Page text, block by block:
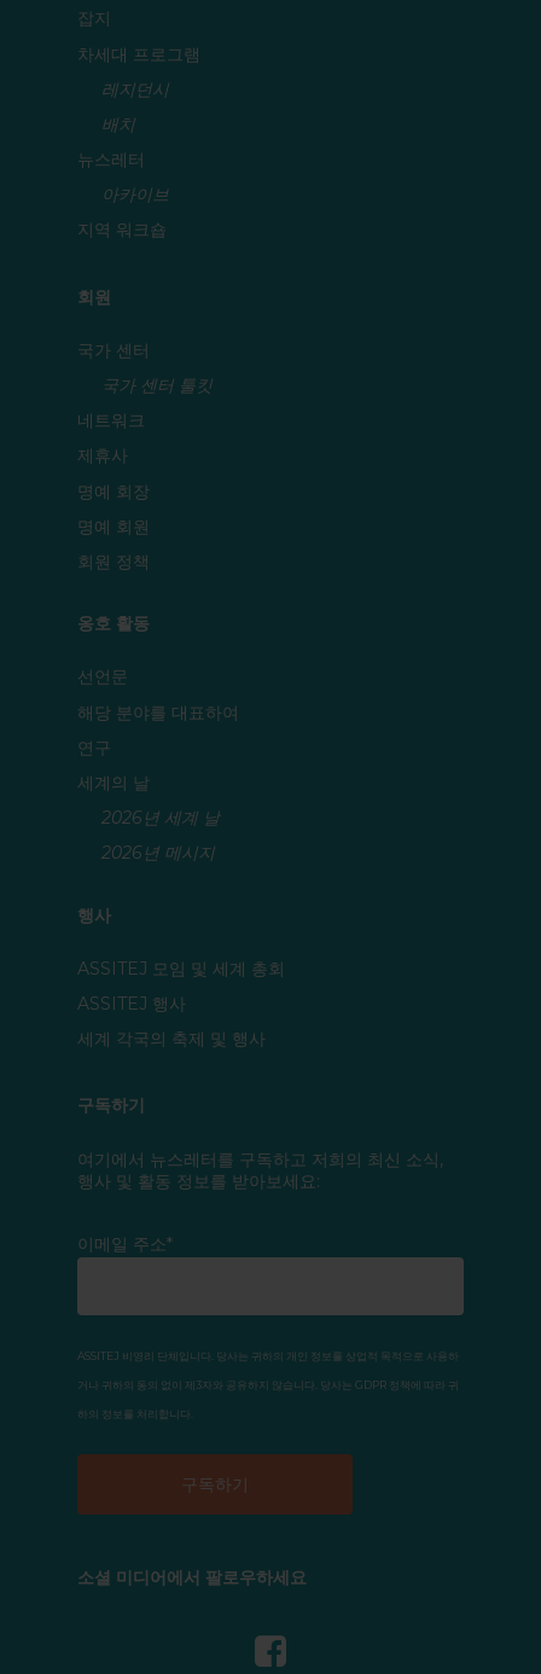
잡지
차세대 프로그램
레지던시
배치
뉴스레터
아카이브
지역 워크숍
회원
국가 센터
국가 센터 툴킷
네트워크
제휴사
명예 회장
명예 회원
회원 정책
옹호 활동
선언문
해당 분야를 대표하여
연구
세계의 날
2026년 세계 날
2026년 메시지
행사
ASSITEJ 모임 및 세계 총회
ASSITEJ 행사
세계 각국의 축제 및 행사
구독하기
여기에서 뉴스레터를 구독하고 저희의 최신 소식,
행사 및 활동 정보를 받아보세요:
이메일 주소*
ASSITEJ 비영리 단체입니다. 당사는 귀하의 개인 정보를 상업적 목적으로 사용하
거나 귀하의 동의 없이 제3자와 공유하지 않습니다. 당사는 GDPR 정책에 따라 귀
하의 정보를 처리합니다.
소셜 미디어에서 팔로우하세요